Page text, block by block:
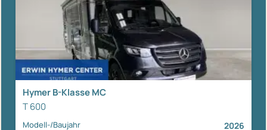
Hymer B-Klasse MC
T 600
Modell-/Baujahr 2026